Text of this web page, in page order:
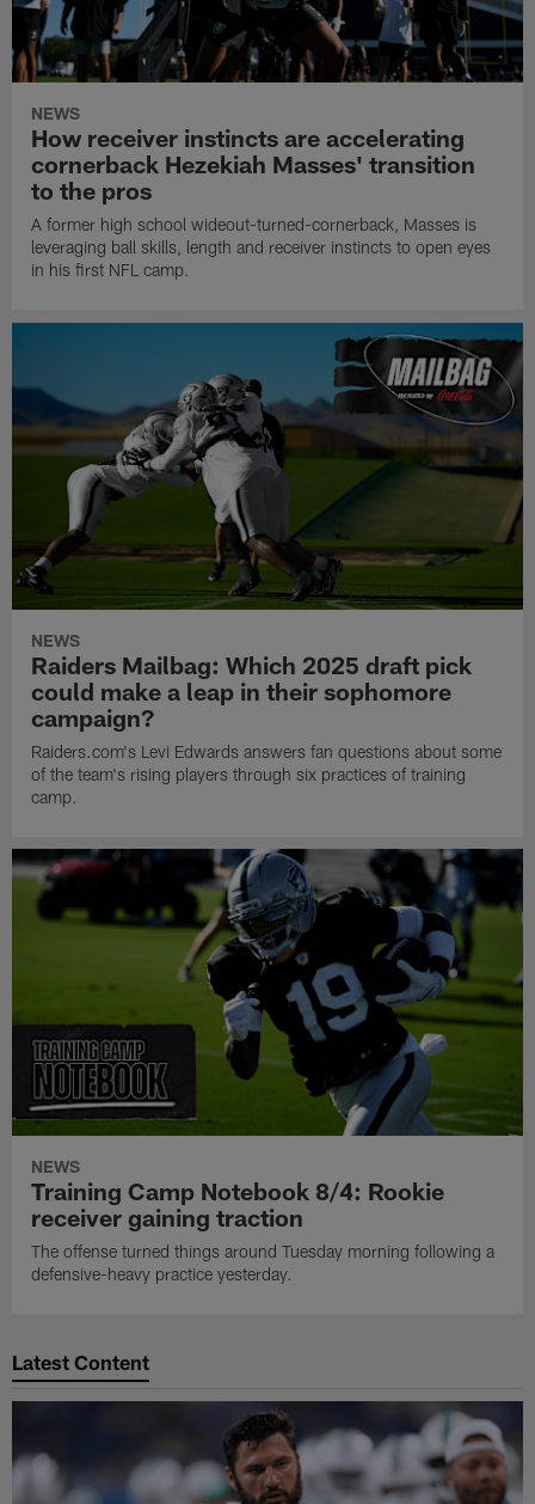
NEWS
How receiver instincts are accelerating
cornerback Hezekiah Masses' transition
to the pros
A former high school wideout-turned-cornerback, Masses is
leveraging ball skills, length and receiver instincts to open eyes
in his first NFL camp.
NEWS
Raiders Mailbag: Which 2025 draft pick
could make a leap in their sophomore
campaign?
Raiders.com's Levi Edwards answers fan questions about some
of the team's rising players through six practices of training
camp.
NEWS
Training Camp Notebook 8/4: Rookie
receiver gaining traction
The offense turned things around Tuesday morning following a
defensive-heavy practice yesterday.
Latest Content